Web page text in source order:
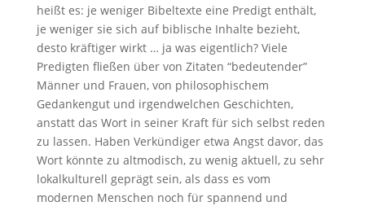
heißt es: je weniger Bibeltexte eine Predigt enthält,
je weniger sie sich auf biblische Inhalte bezieht,
desto kräftiger wirkt … ja was eigentlich? Viele
Predigten fließen über von Zitaten “bedeutender”
Männer und Frauen, von philosophischem
Gedankengut und irgendwelchen Geschichten,
anstatt das Wort in seiner Kraft für sich selbst reden
zu lassen. Haben Verkündiger etwa Angst davor, das
Wort könnte zu altmodisch, zu wenig aktuell, zu sehr
lokalkulturell geprägt sein, als dass es vom
modernen Menschen noch für spannend und